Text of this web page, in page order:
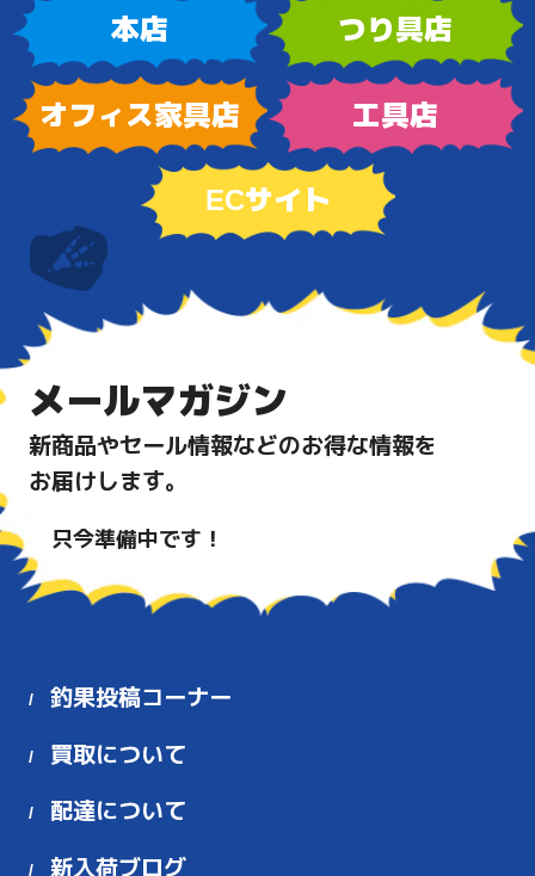
本店 つり具店
オフィス家具店 工具店
ECサイト
釣果投稿コーナー
買取について
配達について
新入荷ブログ
メールマガジン
新商品やセール情報などのお得な情報を
お届けします。
只今準備中です！